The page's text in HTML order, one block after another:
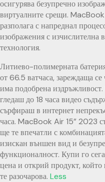
осигурява безупречно
виртуалните срещи.
разполага с напреднал
изображения с изчислителна
технология.
Литиево-полимерната
от 66.5 ватчаса, зареждаща се
има подобрена
гледаш до 18 часа видео
сърфираш в интернет
часа. MacBook Air 15” 2023
ще те впечатли с
изискан външен вид и
функционалност. Купи го
цена и открий продукт, който
те разочарова. Less